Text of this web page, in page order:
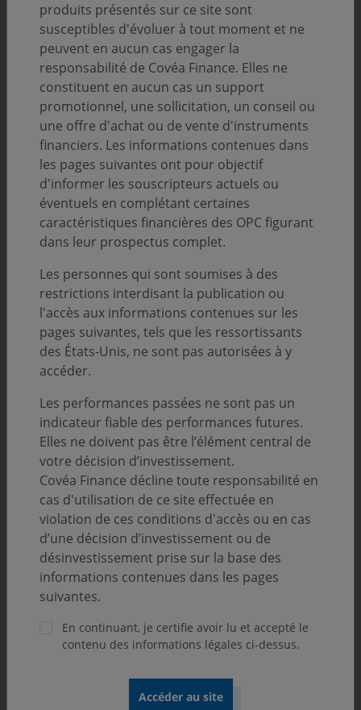
Description
Infos clés
Profil de risque (SRI) :
Niveau
1 Niveau
2 Niveau
3 Niveau
4 Niveau
5 Niveau
Durée de placement minimum conseillée :
Zone d’investissement :
Monde
Devise :
EURO
Classification SFDR :
Art. 8
Position-recommandation AMF :
Catégorie 2 AMF
Orientation de gestion
L'OPCVM est de classification « Actions Internationales
». Il a pour objectif de gestion de rechercher, sur un
horizon d'investissement d'au moins 5 ans, une
performance nette de frais supérieure à celle de l'indice
discrétionnaire. L’univers d’investissement est défini par
l’ensemble des valeurs composant l'indice MSCI World,
produits présentés sur ce site sont
susceptibles d'évoluer à tout moment et ne
peuvent en aucun cas engager la
responsabilité de Covéa Finance. Elles ne
constituent en aucun cas un support
promotionnel, une sollicitation, un conseil ou
une offre d'achat ou de vente d'instruments
financiers. Les informations contenues dans
les pages suivantes ont pour objectif
d'informer les souscripteurs actuels ou
éventuels en complétant certaines
caractéristiques financières des OPC figurant
dans leur prospectus complet.
Les personnes qui sont soumises à des
restrictions interdisant la publication ou
l'accès aux informations contenues sur les
pages suivantes, tels que les ressortissants
des États-Unis, ne sont pas autorisées à y
accéder.
Les performances passées ne sont pas un
indicateur fiable des performances futures.
Elles ne doivent pas être l’élément central de
votre décision d’investissement.
Covéa Finance décline toute responsabilité en
cas d'utilisation de ce site effectuée en
violation de ces conditions d'accès ou en cas
d’une décision d’investissement ou de
désinvestissement prise sur la base des
informations contenues dans les pages
suivantes.
En continuant, je certifie avoir lu et accepté le
contenu des informations légales ci-dessus.